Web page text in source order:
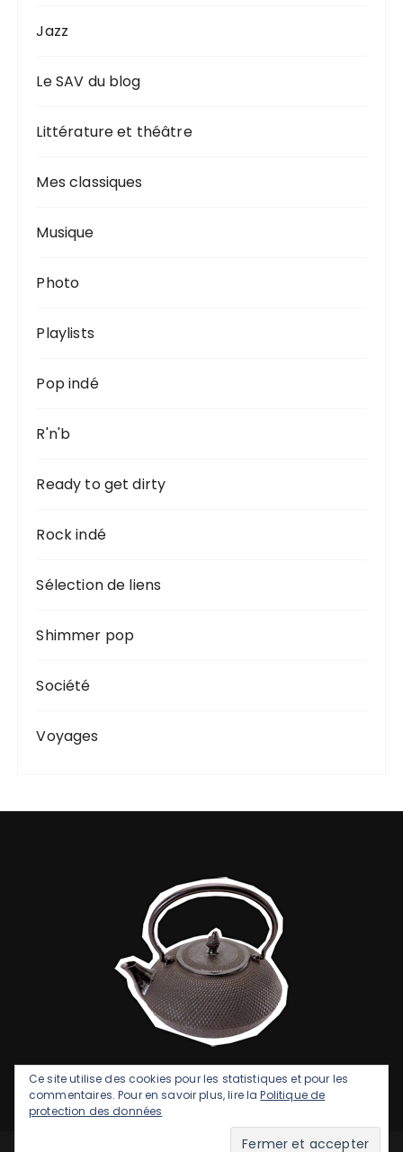
Jazz
Le SAV du blog
Littérature et théâtre
Mes classiques
Musique
Photo
Playlists
Pop indé
R'n'b
Ready to get dirty
Rock indé
Sélection de liens
Shimmer pop
Société
Voyages
Ce site utilise des cookies pour les statistiques et pour les
commentaires. Pour en savoir plus, lire laPolitique de
protection des données